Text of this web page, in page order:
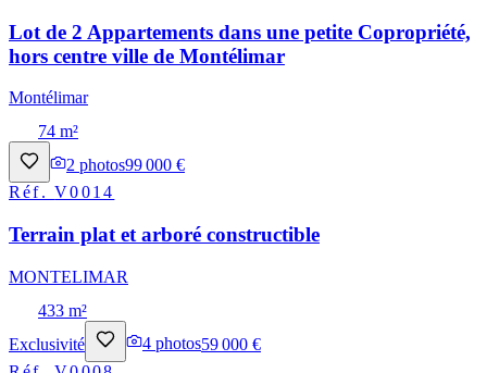
Lot de 2 Appartements dans une petite Copropriété,
hors centre ville de Montélimar
Montélimar
74 m²
2 photos99 000 €
Réf.V0014
Terrain plat et arboré constructible
MONTELIMAR
433 m²
Exclusivité
4 photos59 000 €